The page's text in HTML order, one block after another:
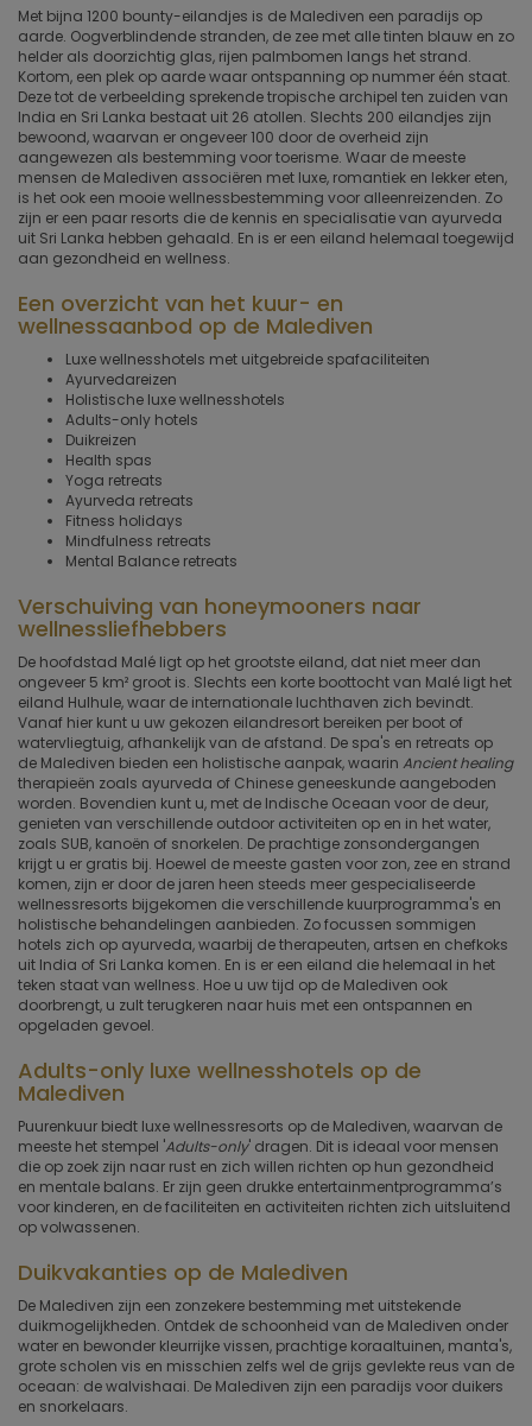
Met bijna 1200 bounty-eilandjes is de Malediven een paradijs op
aarde. Oogverblindende stranden, de zee met alle tinten blauw en zo
helder als doorzichtig glas, rijen palmbomen langs het strand.
Kortom, een plek op aarde waar ontspanning op nummer één staat.
Deze tot de verbeelding sprekende tropische archipel ten zuiden van
India en Sri Lanka bestaat uit 26 atollen. Slechts 200 eilandjes zijn
bewoond, waarvan er ongeveer 100 door de overheid zijn
aangewezen als bestemming voor toerisme. Waar de meeste
mensen de Malediven associëren met luxe, romantiek en lekker eten,
is het ook een mooie wellnessbestemming voor alleenreizenden. Zo
zijn er een paar resorts die de kennis en specialisatie van ayurveda
uit Sri Lanka hebben gehaald. En is er een eiland helemaal toegewijd
aan gezondheid en wellness.
Een overzicht van het kuur- en
wellnessaanbod op de Malediven
Luxe wellnesshotels met uitgebreide spafaciliteiten
Ayurvedareizen
Holistische luxe wellnesshotels
Adults-only hotels
Duikreizen
Health spas
Yoga retreats
Ayurveda retreats
Fitness holidays
Mindfulness retreats
Mental Balance retreats
Verschuiving van honeymooners naar
wellnessliefhebbers
De hoofdstad Malé ligt op het grootste eiland, dat niet meer dan
ongeveer 5 km² groot is. Slechts een korte boottocht van Malé ligt het
eiland Hulhule, waar de internationale luchthaven zich bevindt.
Vanaf hier kunt u uw gekozen eilandresort bereiken per boot of
watervliegtuig, afhankelijk van de afstand. De spa's en retreats op
de Malediven bieden een holistische aanpak, waarin Ancient healing
therapieën zoals ayurveda of Chinese geneeskunde aangeboden
worden. Bovendien kunt u, met de Indische Oceaan voor de deur,
genieten van verschillende outdoor activiteiten op en in het water,
zoals SUB, kanoën of snorkelen. De prachtige zonsondergangen
krijgt u er gratis bij. Hoewel de meeste gasten voor zon, zee en strand
komen, zijn er door de jaren heen steeds meer gespecialiseerde
wellnessresorts bijgekomen die verschillende kuurprogramma's en
holistische behandelingen aanbieden. Zo focussen sommigen
hotels zich op ayurveda, waarbij de therapeuten, artsen en chefkoks
uit India of Sri Lanka komen. En is er een eiland die helemaal in het
teken staat van wellness. Hoe u uw tijd op de Malediven ook
doorbrengt, u zult terugkeren naar huis met een ontspannen en
opgeladen gevoel.
Adults-only luxe wellnesshotels op de
Malediven
Puurenkuur biedt luxe wellnessresorts op de Malediven, waarvan de
meeste het stempel 'Adults-only' dragen. Dit is ideaal voor mensen
die op zoek zijn naar rust en zich willen richten op hun gezondheid
en mentale balans. Er zijn geen drukke entertainmentprogramma’s
voor kinderen, en de faciliteiten en activiteiten richten zich uitsluitend
op volwassenen.
Duikvakanties op de Malediven
De Malediven zijn een zonzekere bestemming met uitstekende
duikmogelijkheden. Ontdek de schoonheid van de Malediven onder
water en bewonder kleurrijke vissen, prachtige koraaltuinen, manta's,
grote scholen vis en misschien zelfs wel de grijs gevlekte reus van de
oceaan: de walvishaai. De Malediven zijn een paradijs voor duikers
en snorkelaars.